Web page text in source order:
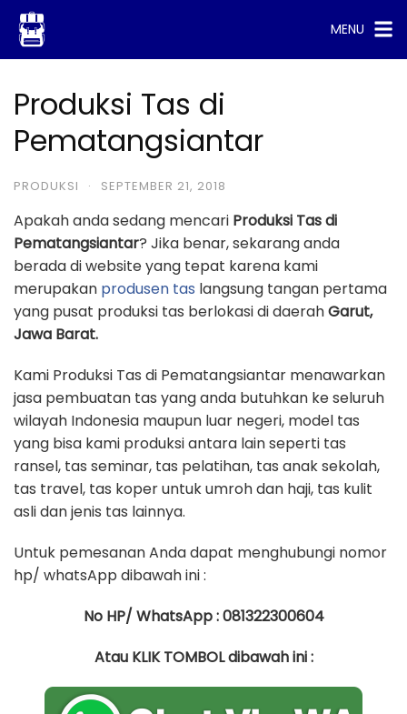
Skip
content
MENU
Produksi Tas di
Pematangsiantar
PRODUKSI · SEPTEMBER 21, 2018
Apakah anda sedang mencari Produksi Tas di
Pematangsiantar? Jika benar, sekarang anda
berada di website yang tepat karena kami
merupakan produsen tas langsung tangan pertama
yang pusat produksi tas berlokasi di daerahGarut,
Jawa Barat.
Kami Produksi Tas di Pematangsiantar menawarkan
jasa pembuatan tas yang anda butuhkan ke seluruh
wilayah Indonesia maupun luar negeri, model tas
yang bisa kami produksi antara lain seperti tas
ransel, tas seminar, tas pelatihan, tas anak sekolah,
tas travel, tas koper untuk umroh dan haji, tas kulit
asli dan jenis tas lainnya.
Untuk pemesanan Anda dapat menghubungi nomor
hp/ whatsApp dibawah ini :
No HP/ WhatsApp : 081322300604
Atau KLIK TOMBOL dibawah ini :